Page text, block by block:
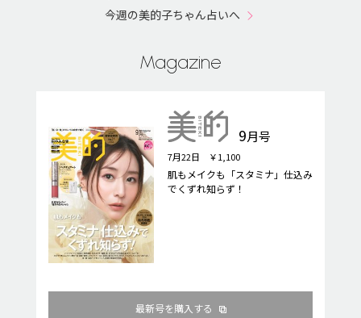
今週の美的子ちゃん占いへ
Magazine
9月号
7月22日 ￥1,100
肌もメイクも「スタミナ」仕込み
でくずれ知らず！
最新号を購入する